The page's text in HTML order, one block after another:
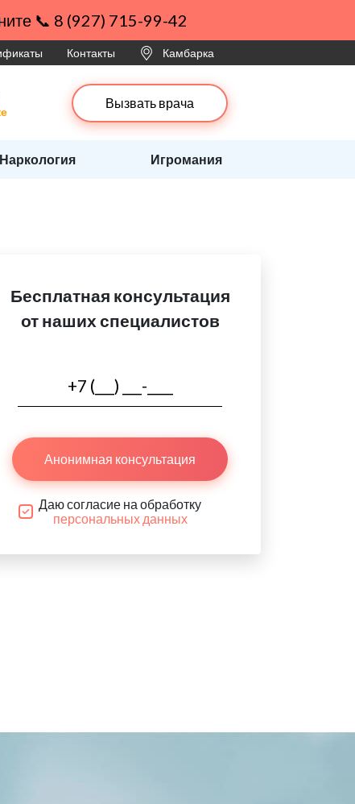
📞 8 (927) 715-99-42
Контакты Камбарка
Вызвать врача
Наркология Игромания
Бесплатная консультация
от наших специалистов
Анонимная консультация
Даю согласие на обработку
персональных данных